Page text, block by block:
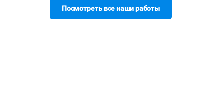
Посмотреть все наши работы